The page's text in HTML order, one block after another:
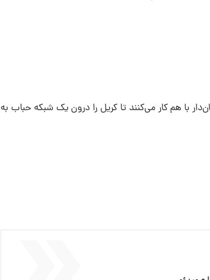
با هم کار می‌کنند تا کریل را درون یک شبکه حباب به